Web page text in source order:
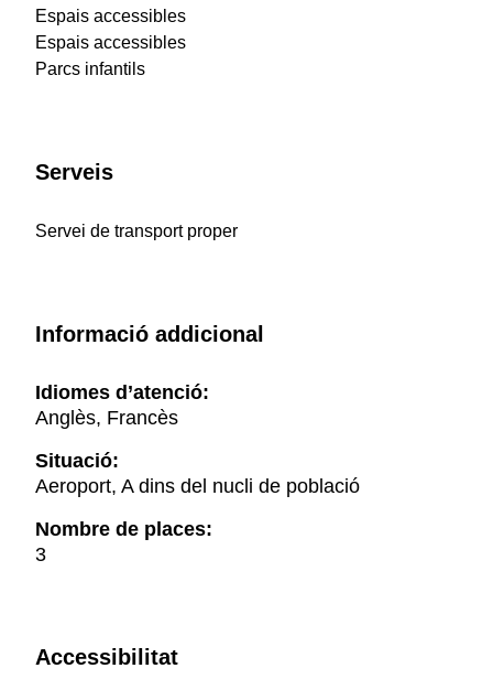
Espais accessibles
Espais accessibles
Parcs infantils
Serveis
Servei de transport proper
Informació addicional
Idiomes d’atenció:
Anglès, Francès
Situació:
Aeroport, A dins del nucli de població
Nombre de places:
3
Accessibilitat